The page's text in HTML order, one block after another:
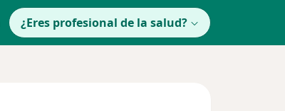
¿Eres profesional de la salud?